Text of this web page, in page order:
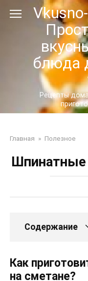
блюда
Рецепты
Главная » Полезное
Шпинатные
Содержание
Как
на сметане?